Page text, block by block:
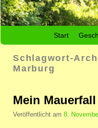
Start
Schlagwort-
Marburg
Mein Mauerfall
Veröffentlicht am 8.